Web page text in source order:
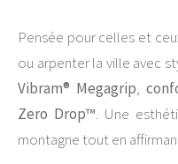
Pensée pour celles et
ou arpenter la ville avec
Vibram® Megagrip,
Zero Drop™. Une
montagne tout en